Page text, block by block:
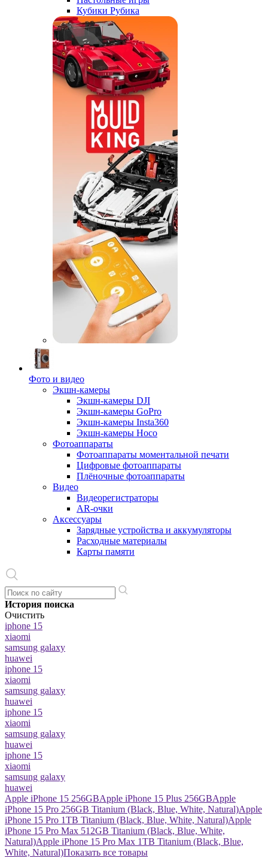
Кубики Рубика
Фото и видео
Экшн-камеры
Экшн-камеры DJI
Экшн-камеры GoPro
Экшн-камеры Insta360
Экшн-камеры Hoco
Фотоаппараты
Фотоаппараты моментальной печати
Цифровые фотоаппараты
Плёночные фотоаппараты
Видео
Видеорегистраторы
AR-очки
Аксессуары
Зарядные устройства и аккумуляторы
Расходные материалы
Карты памяти
История поиска
Очистить
iphone 15
xiaomi
samsung galaxy
huawei
iphone 15
xiaomi
samsung galaxy
huawei
iphone 15
xiaomi
samsung galaxy
huawei
iphone 15
xiaomi
samsung galaxy
huawei
Apple iPhone 15 256GBApple iPhone 15 Plus 256GBApple
iPhone 15 Pro 256GB Titanium (Black, Blue, White, Natural)Apple
iPhone 15 Pro 1TB Titanium (Black, Blue, White, Natural)Apple
iPhone 15 Pro Max 512GB Titanium (Black, Blue, White,
Natural)Apple iPhone 15 Pro Max 1TB Titanium (Black, Blue,
White, Natural)Показать все товары